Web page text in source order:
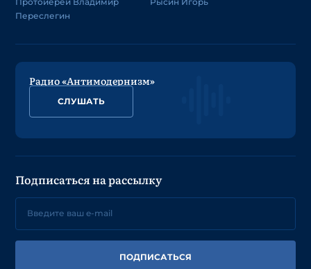
Переслегин
Радио «Антимодернизм»
СЛУШАТЬ
Подписаться на рассылку
ПОДПИСАТЬСЯ